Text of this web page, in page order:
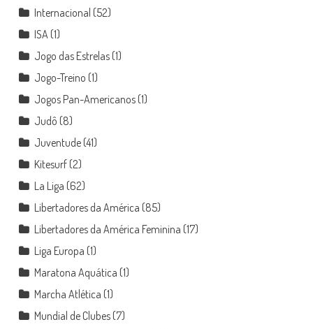
Internacional (52)
ISA(1)
Jogo das Estrelas(1)
Jogo-Treino (1)
Jogos Pan-Americanos(1)
Judô (8)
Juventude(41)
Kitesurf(2)
La Liga (62)
Libertadores da América (85)
Libertadores da América Feminina (17)
Liga Europa (1)
Maratona Aquática (1)
Marcha Atlética (1)
Mundial de Clubes(7)